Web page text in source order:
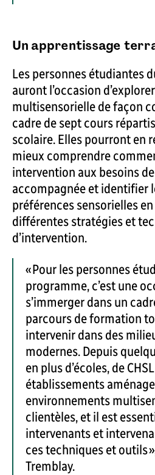
Un apprentissage
Les personnes étudiantes
auront l’occasion
multisensorielle de façon
cadre de sept cours
scolaire. Elles pourront en
mieux comprendre
intervention aux besoins
accompagnée et identifier
préférences sensorielles
différentes stratégies et
d’intervention.
« Pour les personnes
programme, c’est une
s’immerger dans un
parcours de formation
intervenir dans des
modernes. Depuis
en plus d’écoles, de
établissements
environnements
clientèles, et il est
intervenants et
ces techniques et outils
Tremblay.